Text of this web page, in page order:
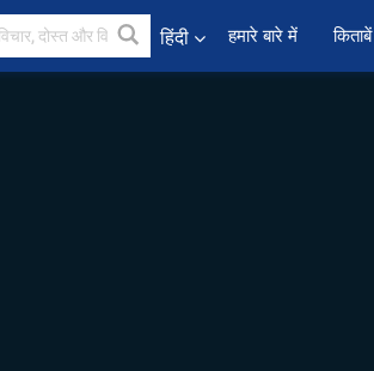
हिंदी हमारे बारे में किताबें